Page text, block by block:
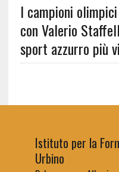
I campioni
con Valerio
sport azzurro più
Istituto per la
Urbino